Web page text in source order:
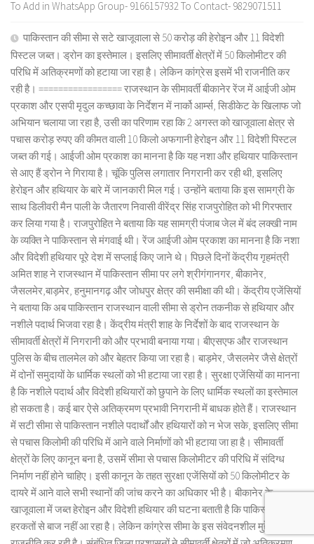
To Add in WhatsApp Group- 9166157932 To Contact- 9829071511
पाकिस्तान की सीमा से सटे खाजूवाला से 50 करोड़ की हेरोइन और 11 विदेशी
पिस्टल जब्त। ड्रोन का इस्तेमाल। इसलिए सीमावर्ती क्षेत्रों में 50 किलोमीटर की
परिधि में अतिक्रमणों को हटाया जा रहा है। लेकिन कांग्रेस इसमें भी राजनीति कर
रही है। ================= राजस्थान के सीमावर्ती बीकानेर रेंज में आईजी ओम
प्रकाश और एसपी मृदुल कच्छावा के निर्देशन में नार्को आर्म्स, सिडीकेट के खिलाफ जो
अभियान चलाया जा रहा है, उसी का परिणाम रहा कि 2 अगस्त को खाजूवाला क्षेत्र से
पचास करोड़ रुपए की कीमत वाली 10 किलो अफगानी हेरोइन और 11 विदेशी पिस्टल
जब्त की गई। आईजी ओम प्रकाश का मानना है कि यह नशा और हथियार पाकिस्तान
से आए हैं ड्रोन ने गिराया है। चूंकि पुलिस लगातार निगरानी कर रही थी, इसलिए
हेरोइन और हथियार के बारे में जानकारी मिल गई। उन्होंने बताया कि इस सामग्री के
साथ डिलीवरी मैन पाली के जैतारण निवासी वीरेंद्र सिंह राजपुरोहित को भी गिरफ्तार
कर लिया गया है। राजपुरोहित ने बताया कि यह सामग्री पंजाब जेल में बंद लक्खी नाम
के व्यक्ति ने पाकिस्तान से मंगवाई थी। रेंज आईजी ओम प्रकाश का मानना है कि नशा
और विदेशी हथियार पूरे देश में सप्लाई किए जाने थे। पिछले दिनों केंद्रीय गृहमंत्री
अमित शाह ने राजस्थान में पाकिस्तान सीमा पर लगे श्रीगंगानगर, बीकानेर,
जैसलमेर,बाड़मेर, हनुमानगढ़ और जोधपुर क्षेत्र की समीक्षा की थी। केंद्रीय एजेंसियों
ने बताया कि अब पाकिस्तान राजस्थान वाली सीमा से ड्रोन तकनीक से हथियार और
नशीले पदार्थ भिजवा रहा है। केंद्रीय मंत्री शाह के निर्देशों के बाद राजस्थान के
सीमावर्ती क्षेत्रों में निगरानी को और प्रभावी बनाया गया। बीएसएफ और राजस्थान
पुलिस के बीच तालमेल को और बेहतर किया जा रहा है। बाड़मेर, जैसलमेर जैसे क्षेत्रों
में दोनों समुदायों के धार्मिक स्थलों को भी हटाया जा रहा है। सुरक्षा एजेंसियों का मानना
है कि नशीले पदार्थ और विदेशी हथियारों को छुपाने के लिए धार्मिक स्थलों का इस्तेमाल
हो सकता है। कई बार ऐसे अतिक्रमण प्रभावी निगरानी में बाधक होते हैं। राजस्थान
में सटी सीमा से पाकिस्तान नशीले पदार्थों और हथियारों को न भेज सके, इसलिए सीमा
से पचास किलोमी की परिधि में आने वाले निर्माणों को भी हटाया जा हा है। सीमावर्ती
क्षेत्रों के लिए कानून बना है, उसमें सीमा से पचास किलोमीटर की परिधि में संदिग्ध
निर्माण नहीं होने चाहिए। इसी कानून के तहत सुरक्षा एजेंसियों को 50 किलोमीटर के
दायरे में आने वाले सभी स्थानों की जांच करने का अधिकार भी है। बीकानेर के
खाजूवाला में जब्त हेरोइन और विदेशी हथियार की घटना बताती है कि पाकिस्तान अपनी
हरकतों से बाज नहीं आ रहा है। लेकिन कांग्रेस सीमा के इस संवेदनशील मुद्दे पर भी